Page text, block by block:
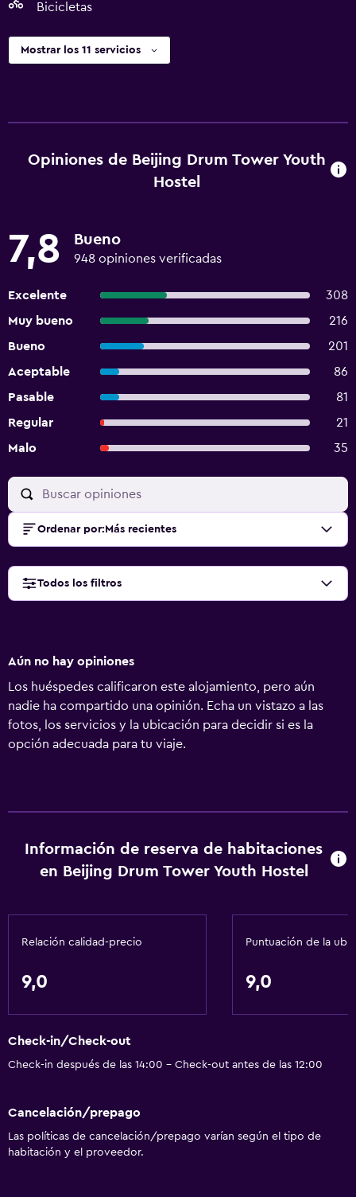
Bicicletas
Mostrar los 11 servicios
Opiniones de Beijing Drum Tower Youth
Hostel
7,8 Bueno
948 opiniones verificadas
Excelente
308
Muy bueno
216
Bueno
201
Aceptable
86
Pasable
81
Regular
21
Malo
35
Ordenar por: Más recientes
Todos los filtros
Aún no hay opiniones
Los huéspedes calificaron este alojamiento, pero aún
nadie ha compartido una opinión. Echa un vistazo a las
fotos, los servicios y la ubicación para decidir si es la
opción adecuada para tu viaje.
Información de reserva de habitaciones
en Beijing Drum Tower Youth Hostel
Relación calidad-precio
9,0
Puntuación de la
9,0
Check-in/Check-out
Check-in después de las 14:00 - Check-out antes de las 12:00
Cancelación/prepago
Las políticas de cancelación/prepago varían según el tipo de
habitación y el proveedor.